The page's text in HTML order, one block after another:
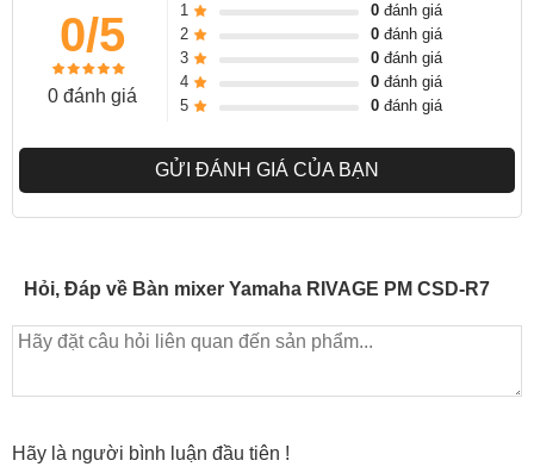
0/5
0 đánh giá
1 0đánh giá
2
0đánh giá
3
0đánh giá
4
0đánh giá
5
0đánh giá
GỬI ĐÁNH GIÁ CỦA BẠN
Hỏi, Đáp về Bàn mixer Yamaha RIVAGE PM CSD-R7
Hãy là người bình luận đầu tiên !